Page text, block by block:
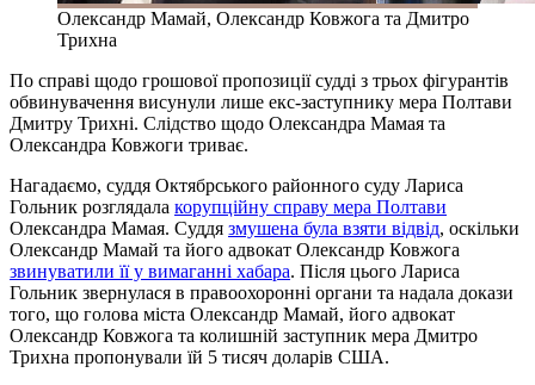
Олександр Мамай, Олександр Ковжога та Дмитро
Трихна
По справі щодо грошової пропозиції судді з трьох фігурантів
обвинувачення висунули лише екс-заступнику мера Полтави
Дмитру Трихні. Слідство щодо Олександра Мамая та
Олександра Ковжоги триває.
Нагадаємо, суддя Октябрського районного суду Лариса
Гольник розглядала корупційну справу мера Полтави
Олександра Мамая. Суддя змушена була взяти відвід, оскільки
Олександр Мамай та його адвокат Олександр Ковжога
звинуватили її у вимаганні хабара. Після цього Лариса
Гольник звернулася в правоохоронні органи та надала докази
того, що голова міста Олександр Мамай, його адвокат
Олександр Ковжога та колишній заступник мера Дмитро
Трихна пропонували їй 5 тисяч доларів США.